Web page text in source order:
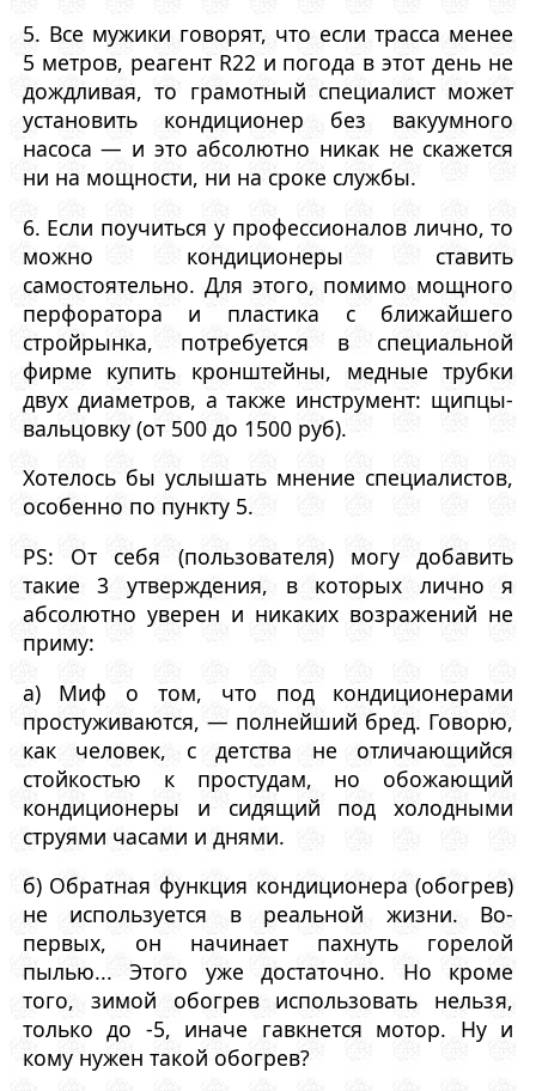
5. Все мужики говорят, что если трасса менее
5 метров, реагент R22 и погода в этот день не
дождливая, то грамотный специалист может
установить кондиционер без вакуумного
насоса — и это абсолютно никак не скажется
ни на мощности, ни на сроке службы.
6. Если поучиться у профессионалов лично, то
можно кондиционеры ставить
самостоятельно. Для этого, помимо мощного
перфоратора и пластика с ближайшего
стройрынка, потребуется в специальной
фирме купить кронштейны, медные трубки
двух диаметров, а также инструмент: щипцы-
вальцовку (от 500 до 1500 руб).
Хотелось бы услышать мнение специалистов,
особенно по пункту 5.
PS: От себя (пользователя) могу добавить
такие 3 утверждения, в которых лично я
абсолютно уверен и никаких возражений не
приму:
а) Миф о том, что под кондиционерами
простуживаются, — полнейший бред. Говорю,
как человек, с детства не отличающийся
стойкостью к простудам, но обожающий
кондиционеры и сидящий под холодными
струями часами и днями.
б) Обратная функция кондиционера (обогрев)
не используется в реальной жизни. Во-
первых, он начинает пахнуть горелой
пылью... Этого уже достаточно. Но кроме
того, зимой обогрев использовать нельзя,
только до -5, иначе гавкнется мотор. Ну и
кому нужен такой обогрев?